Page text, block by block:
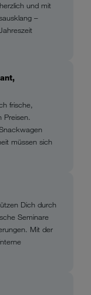
und mit
–
frische,
Preisen.
müssen sich
Dich durch
Seminare
Mit der